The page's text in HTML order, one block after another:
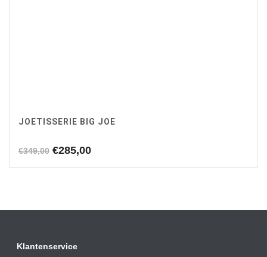
JOETISSERIE BIG JOE
€349,00 Oorspronkelijke
€285,00Huidige
Klantenservice